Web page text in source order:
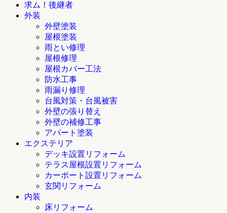
求ム！後継者
外装
外壁塗装
屋根塗装
雨とい修理
屋根修理
屋根カバー工法
防水工事
雨漏り修理
台風対策・台風被害
外壁の張り替え
外壁の補修工事
アパート塗装
エクステリア
デッキ設置リフォーム
テラス屋根設置リフォーム
カーポート設置リフォーム
玄関リフォーム
内装
床リフォーム